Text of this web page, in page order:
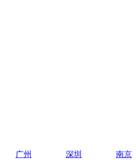
广州 深圳
南京